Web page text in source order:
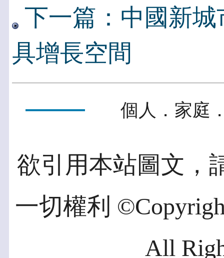
下一篇：中國新
具增長空間
個人．家庭
欲引用本站圖文，
一切權利
All